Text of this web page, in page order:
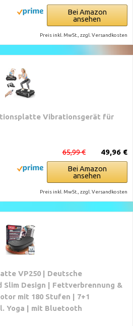
Bei Amazon
ansehen
Preis inkl. MwSt., zzgl. Versandkosten
Vibrationsgerät für
49,96 €
65,99 €
Bei Amazon
ansehen
Preis inkl. MwSt., zzgl. Versandkosten
VP250 | Deutsche
Slim Design | Fettverbrennung &
mit 180 Stufen | 7+1
Yoga | mit Bluetooth